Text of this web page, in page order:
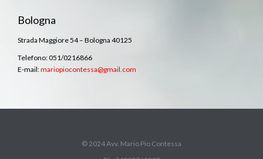
Bologna
Strada Maggiore 54 – Bologna 40125
Telefono: 051/0216866
E-mail:mariopiocontessa@gmail.com
© 2024 Avv. Mario Pio Contessa